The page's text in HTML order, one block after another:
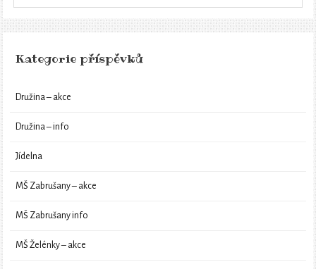
Kategorie příspěvků
Družina – akce
Družina – info
Jídelna
MŠ Zabrušany – akce
MŠ Zabrušany info
MŠ Želénky – akce